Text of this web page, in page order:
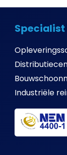
Specialist
Industriële